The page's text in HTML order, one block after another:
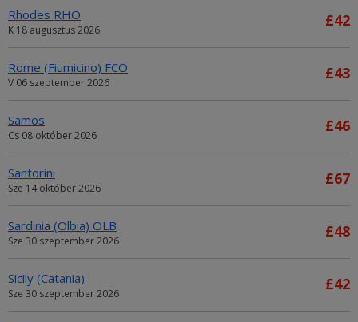
Rhodes RHO
K 18 augusztus 2026
£42
Rome (Fiumicino) FCO
V 06 szeptember 2026
£43
Samos
Cs 08 október 2026
£46
Santorini
Sze 14 október 2026
£67
Sardinia (Olbia) OLB
Sze 30 szeptember 2026
£48
Sicily (Catania)
Sze 30 szeptember 2026
£42